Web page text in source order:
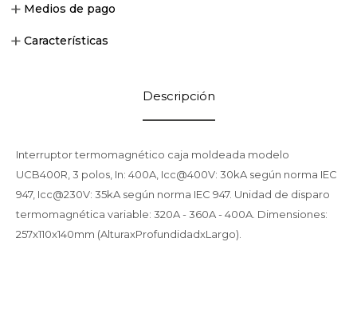
Medios de pago
Características
Descripción
Interruptor termomagnético caja moldeada modelo
UCB400R, 3 polos, In: 400A, Icc@400V: 30kA según norma IEC
947, Icc@230V: 35kA según norma IEC 947. Unidad de disparo
termomagnética variable: 320A - 360A - 400A. Dimensiones:
257x110x140mm (AlturaxProfundidadxLargo).